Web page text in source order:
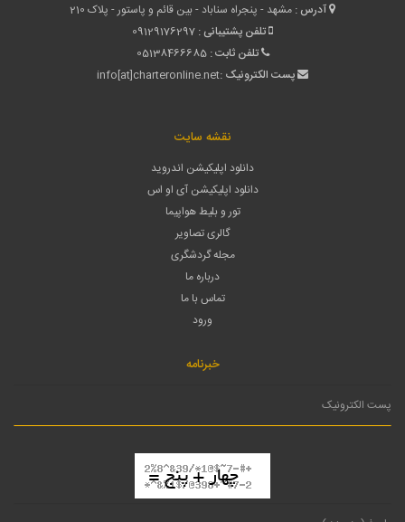
آدرس : مشهد - پنجراه سناباد - بین قائم و پاستور - پلاک 210
تلفن پشتیبانی : 09129176297
تلفن ثابت : 05138466685
پست الکترونیک :info[at]charteronline.net
نقشه سایت
دانلود اپلیکیشن اندروید
دانلود اپلیکیشن آی او اس
تور و بلیط هواپیما
گالری تصاویر
مجله گردشگری
درباره ما
تماس با ما
ورود
خبرنامه